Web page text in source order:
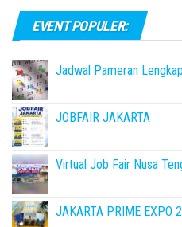
EVENT POPULER:
Jadwal Pameran
JOBFAIR JAKARTA
Virtual Job Fair Nusa
JAKARTA PRIME EXPO